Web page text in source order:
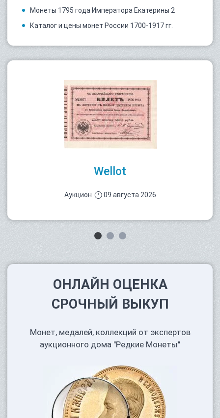
Монеты 1795 года Императора Екатерины 2
Каталог и цены монет России 1700-1917 гг.
Wellot
Аукцион 09 августа 2026
ОНЛАЙН ОЦЕНКА
СРОЧНЫЙ ВЫКУП
Монет, медалей, коллекций от экспертов
аукционного дома "Редкие Монеты"